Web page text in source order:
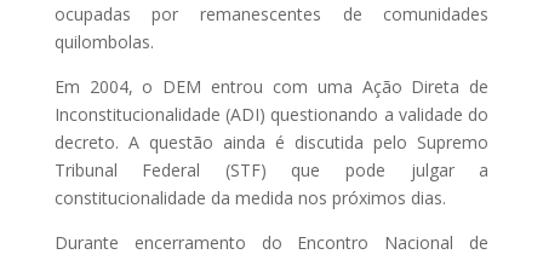
ocupadas por remanescentes de comunidades
quilombolas.
Em 2004, o DEM entrou com uma Ação Direta de
Inconstitucionalidade (ADI) questionando a validade do
decreto. A questão ainda é discutida pelo Supremo
Tribunal Federal (STF) que pode julgar a
constitucionalidade da medida nos próximos dias.
Durante encerramento do Encontro Nacional de